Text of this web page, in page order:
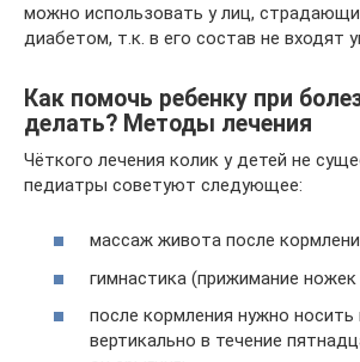
можно использовать у лиц,
диабетом, т.к. в его состав не входят
Как помочь ребенку при
делать? Методы лечения
Чёткого лечения колик у детей не
педиатры советуют следующее:
массаж живота после
гимнастика (прижимание
после кормления нужно
вертикально в течение